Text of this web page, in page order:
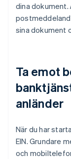
dina dokument.
sina dokument
Ta emot
anländer
När du har
EIN. Grundare
och